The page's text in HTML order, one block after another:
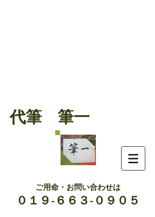
代筆 筆一
ご用命・お問い合わせは
０１９-６６３-０９０５